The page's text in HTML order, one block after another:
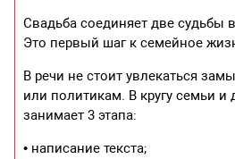
Свадьба соединяет две судьбы
Это первый шаг к семейное
В речи не стоит увлекаться
или политикам. В кругу семьи
занимает 3 этапа:
• написание текста;